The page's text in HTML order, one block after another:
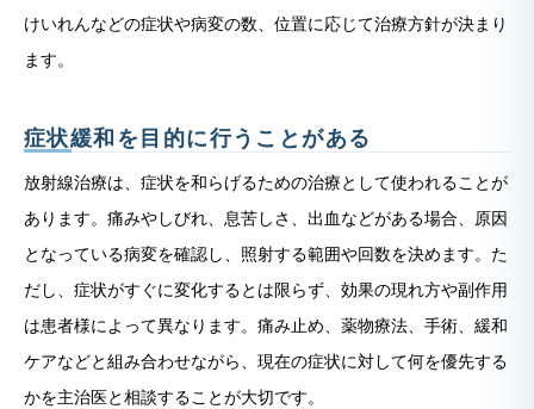
けいれんなどの症状や病変の数、位置に応じて治療方針が決まり
ます。
症状緩和を目的に行うことがある
放射線治療は、症状を和らげるための治療として使われることが
あります。痛みやしびれ、息苦しさ、出血などがある場合、原因
となっている病変を確認し、照射する範囲や回数を決めます。た
だし、症状がすぐに変化するとは限らず、効果の現れ方や副作用
は患者様によって異なります。痛み止め、薬物療法、手術、緩和
ケアなどと組み合わせながら、現在の症状に対して何を優先する
かを主治医と相談することが大切です。